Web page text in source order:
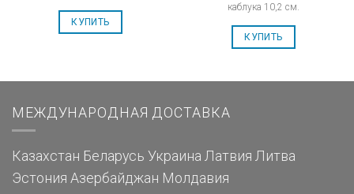
КУПИТЬ
каблука 10,2 см.
КУПИТЬ
МЕЖДУНАРОДНАЯ ДОСТАВКА
Казахстан Беларусь Украина Латвия Литва
Эстония Азербайджан Молдавия